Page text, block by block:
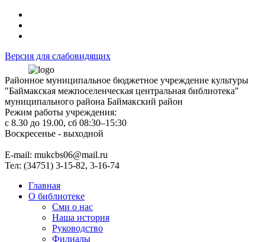
Версия для слабовидящих
Районное муниципальное бюджетное учреждение культуры
"Баймакская межпоселенческая центральная библиотека"
муниципального района Баймакский район
Режим работы учреждения:
с 8.30 до 19.00, сб 08:30–15:30
Воскресенье - выходной
Е-mail: mukcbs06@mail.ru
Тел: (34751) 3-15-82, 3-16-74
Главная
О библиотеке
Сми о нас
Наша история
Руководство
Филиалы